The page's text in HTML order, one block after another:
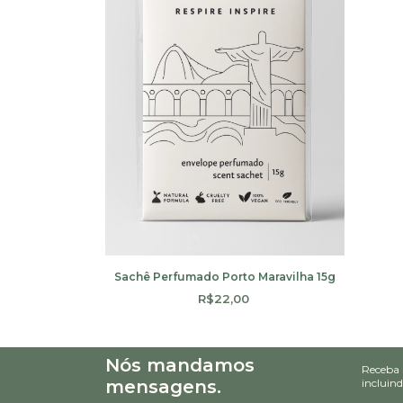
Sachê Perfumado Porto Maravilha 15g
R$22,00
Nós mandamos
mensagens.
Receba